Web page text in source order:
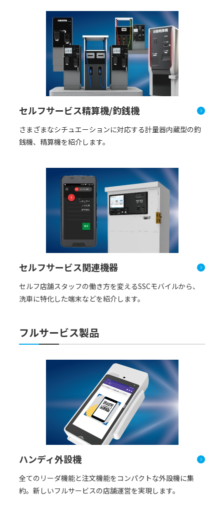
セルフサービス精算機/釣銭機
さまざまなシチュエーションに対応する計量器内蔵型の釣
銭機、精算機を紹介します。
セルフサービス関連機器
セルフ店舗スタッフの働き⽅を変えるSSCモバイルから、
洗⾞に特化した端末などを紹介します。
フルサービス製品
ハンディ外設機
全てのリーダ機能と注⽂機能をコンパクトな外設機に集
約。新しいフルサービスの店舗運営を実現します。